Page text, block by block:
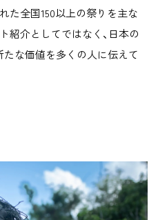
た全国150以上の祭りを主な
紹介としてではなく、日本の
な価値を多くの人に伝えて